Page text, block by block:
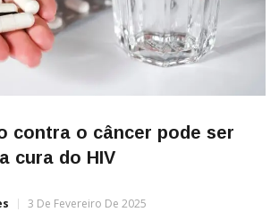
contra o câncer pode ser
cura do HIV
3 De Fevereiro De 2025